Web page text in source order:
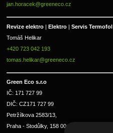
jan.horacek@greeneco.cz
Revize elektro | Elektro | Servis Termofol
Tomáš Helikar
+420 723 042 193
tomas.helikar@greeneco.cz
Green Eco s.r.o
IČ: 171 727 99
DIČ: CZ171 727 99
Petržílkova 2583/13,
Praha - Stodůlky, 158 00